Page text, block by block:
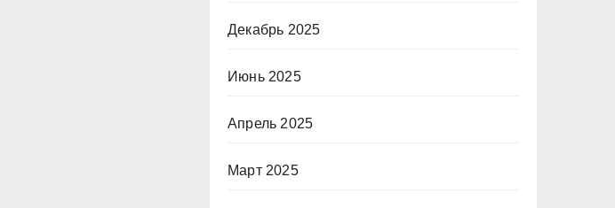
Декабрь 2025
Июнь 2025
Апрель 2025
Март 2025